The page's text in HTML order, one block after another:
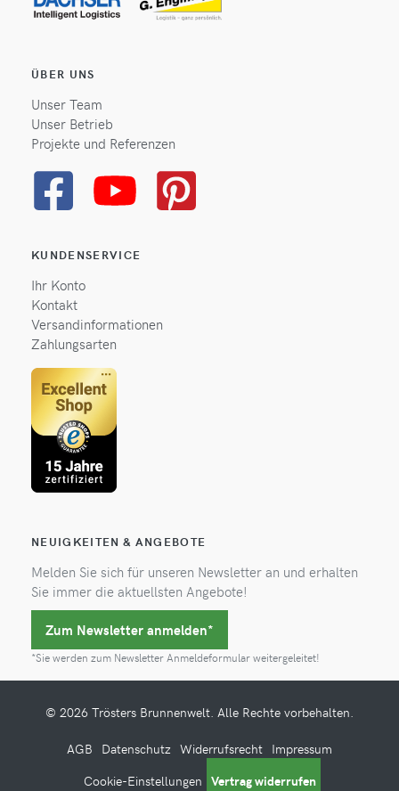
ÜBER UNS
Unser Team
Unser Betrieb
Projekte und Referenzen
KUNDENSERVICE
Ihr Konto
Kontakt
Versandinformationen
Zahlungsarten
NEUIGKEITEN & ANGEBOTE
Melden Sie sich für unseren Newsletter an und erhalten
Sie immer die aktuellsten Angebote!
Zum Newsletter anmelden*
*Sie werden zum Newsletter Anmeldeformular weitergeleitet!
© 2026 Trösters Brunnenwelt. Alle Rechte vorbehalten.
AGB Datenschutz Widerrufsrecht Impressum
Cookie-Einstellungen Vertrag widerrufen